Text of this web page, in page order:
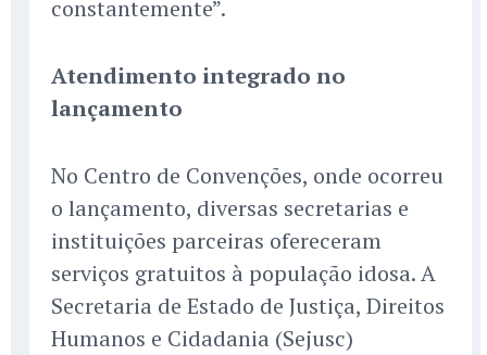
constantemente”.
Atendimento integrado no
lançamento
No Centro de Convenções, onde ocorreu
o lançamento, diversas secretarias e
instituições parceiras ofereceram
serviços gratuitos à população idosa. A
Secretaria de Estado de Justiça, Direitos
Humanos e Cidadania (Sejusc)